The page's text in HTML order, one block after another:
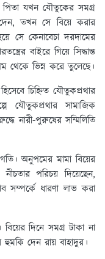
পিতা যখন যৌতুকের সমগ্র
তখন সে বিয়ে করার
সে কেনাবেচা দরদামের
বাইরে গিয়ে সিদ্ধান্ত
থেকে ভিন্ন করে তুলেছে।
চিহ্নিত যৌতুকপ্রথার
যৌতুকপ্রথার সামাজিক
নারী-পুরুষের সম্মিলিতি
অনুপমের মামা বিয়ের
পরিচয় দিয়েছেন,
সম্পর্কে ধারণা লাভ করা
দিনে সমগ্র টাকা না
দেন রায় বাহাদুর।